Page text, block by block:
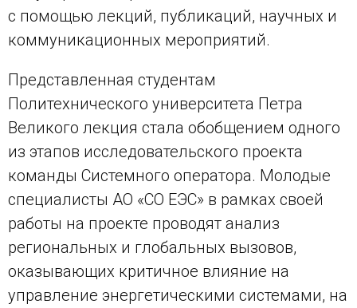
с помощью лекций, публикаций, научных и
коммуникационных мероприятий.
Представленная студентам
Политехнического университета Петра
Великого лекция стала обобщением одного
из этапов исследовательского проекта
команды Системного оператора. Молодые
специалисты АО «СО ЕЭС» в рамках своей
работы на проекте проводят анализ
региональных и глобальных вызовов,
оказывающих критичное влияние на
управление энергетическими системами, на